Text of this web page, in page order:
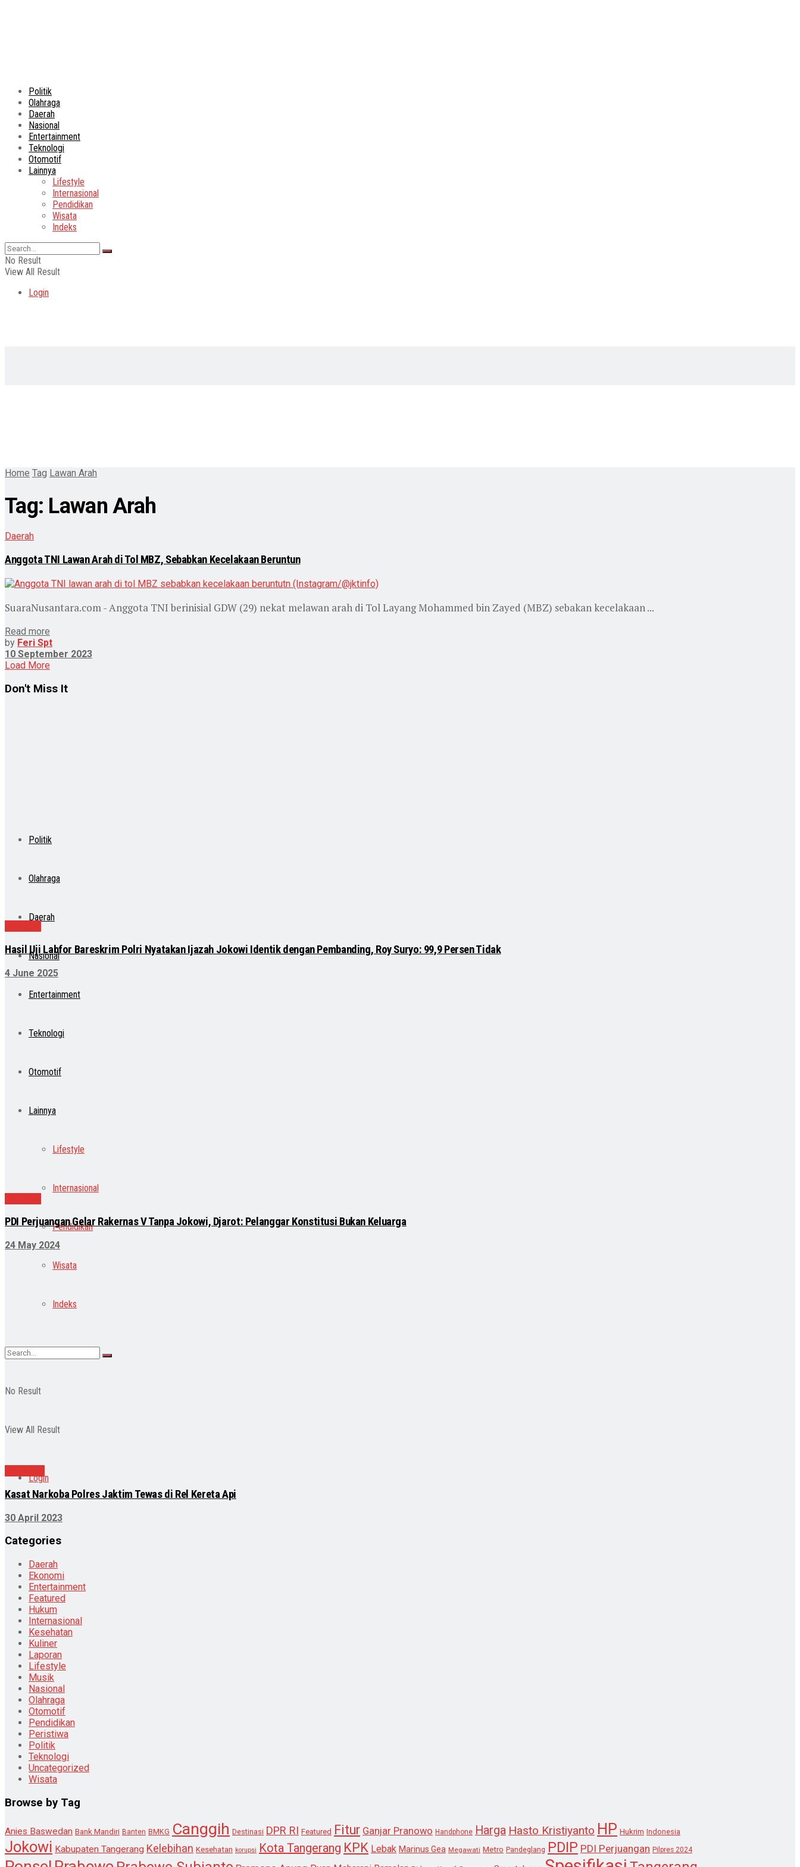
Politik
Olahraga
Daerah
Nasional
Entertainment
Teknologi
Otomotif
Lainnya
Lifestyle
Internasional
Pendidikan
Wisata
Indeks
No Result
View All Result
Login
Politik
Olahraga
Daerah
Nasional
Entertainment
Teknologi
Otomotif
Lainnya
Lifestyle
Internasional
Pendidikan
Wisata
Indeks
No Result
View All Result
Login
Home Tag Lawan Arah
Tag: Lawan Arah
Daerah
Anggota TNI Lawan Arah di Tol MBZ, Sebabkan Kecelakaan Beruntun
SuaraNusantara.com - Anggota TNI berinisial GDW (29) nekat melawan arah di Tol Layang Mohammed bin Zayed (MBZ) sebakan kecelakaan ...
Read more
by Feri Spt
10 September 2023
Load More
Don't Miss It
Hasil Uji Labfor Bareskrim Polri Nyatakan Ijazah Jokowi Identik dengan Pembanding, Roy Suryo: 99,9 Persen Tidak
4 June 2025
PDI Perjuangan Gelar Rakernas V Tanpa Jokowi, Djarot: Pelanggar Konstitusi Bukan Keluarga
24 May 2024
Kasat Narkoba Polres Jaktim Tewas di Rel Kereta Api
30 April 2023
Categories
Daerah
Ekonomi
Entertainment
Featured
Hukum
Internasional
Kesehatan
Kuliner
Laporan
Lifestyle
Musik
Nasional
Olahraga
Otomotif
Pendidikan
Peristiwa
Politik
Teknologi
Uncategorized
Wisata
Browse by Tag
Anies Baswedan Bank Mandiri Banten BMKG Canggih Destinasi DPR RI Featured Fitur Ganjar Pranowo Handphone Harga Hasto Kristiyanto HP Hukrim Indonesia
Jokowi Kabupaten Tangerang Kelebihan Kesehatan korupsi Kota Tangerang KPK Lebak Marinus Gea Megawati Metro Pandeglang PDIP PDI Perjuangan Pilpres 2024